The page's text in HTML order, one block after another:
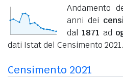
Andamento
anni dei
dal1871 ad
dati Istat del Censimento 2021.
Censimento 2021